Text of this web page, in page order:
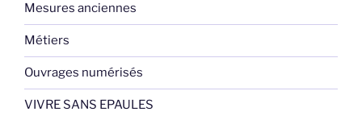
Mesures anciennes
Métiers
Ouvrages numérisés
VIVRE SANS EPAULES